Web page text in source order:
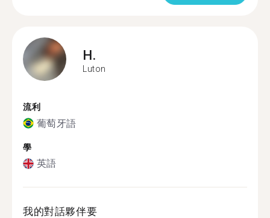
H.
Luton
流利
葡萄牙語
學
英語
我的對話夥伴要